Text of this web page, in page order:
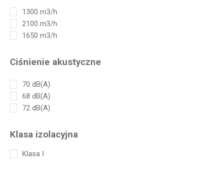
1300 m3/h
2100 m3/h
1650 m3/h
Ciśnienie akustyczne
70 dB(A)
68 dB(A)
72 dB(A)
Klasa izolacyjna
Klasa I